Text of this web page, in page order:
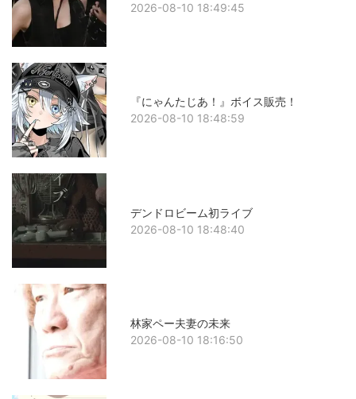
2026-08-10 18:49:45
『にゃんたじあ！』ボイス販売！
2026-08-10 18:48:59
デンドロビーム初ライブ
2026-08-10 18:48:40
林家ペー夫妻の未来
2026-08-10 18:16:50